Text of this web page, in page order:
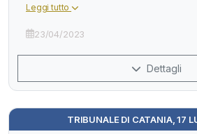
Leggi tutto
23/04/2023
Dettagli
TRIBUNALE DI CATANIA, 17